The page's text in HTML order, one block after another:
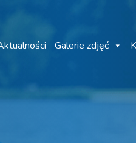
Galerie zdjęć